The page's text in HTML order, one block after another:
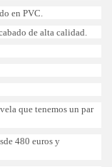
en PVC.
de alta calidad.
que tenemos un par
480 euros y